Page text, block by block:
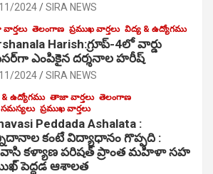
2024 SIRA NEWS
తెలంగాణ ప్రముఖ వార్తలు విద్య & ఉద్యోగము
Harish:గ్రూప్-4లో వార్డు
ఎంపికైన దర్శనాల హరీష్
2024 SIRA NEWS
& ఉద్యోగము తాజా వార్తలు తెలంగాణ
సమస్యలు ప్రముఖ వార్తలు
Peddada Ashalata :
కంటే విద్యాధానం గొప్పది :
కళ్యాణ పరిషత్ ప్రాంత మహిళా సహ
పెద్దడ ఆశాలత